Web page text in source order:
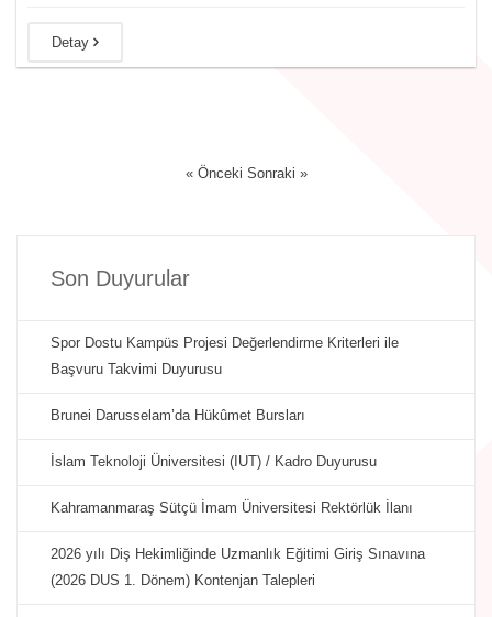
Detay
« Önceki Sonraki »
Son Duyurular
Spor Dostu Kampüs Projesi Değerlendirme Kriterleri ile
Başvuru Takvimi Duyurusu
Brunei Darusselam’da Hükûmet Bursları
İslam Teknoloji Üniversitesi (IUT) / Kadro Duyurusu
Kahramanmaraş Sütçü İmam Üniversitesi Rektörlük İlanı
2026 yılı Diş Hekimliğinde Uzmanlık Eğitimi Giriş Sınavına
(2026 DUS 1. Dönem) Kontenjan Talepleri